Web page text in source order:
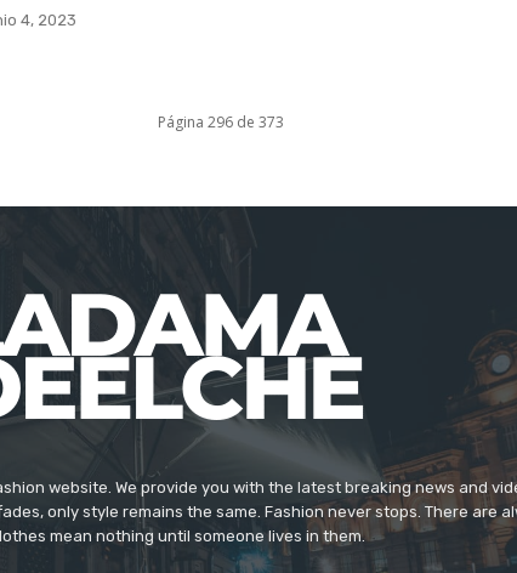
4, 2023
Página 296 de 373
website. We provide you with the latest breaking news and
only style remains the same. Fashion never stops. There are
mean nothing until someone lives in them.